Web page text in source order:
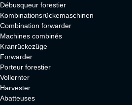
Débusqueur forestier
Kombinationsrückemaschinen
Combination forwarder
Machines combinés
Kranrückezüge
Forwarder
Porteur forestier
Vollernter
Harvester
Abatteuses